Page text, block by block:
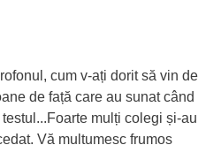
cum v-ați dorit să vin de
de față care au sunat când
mulți colegi și-au
Vă mulțumesc frumos